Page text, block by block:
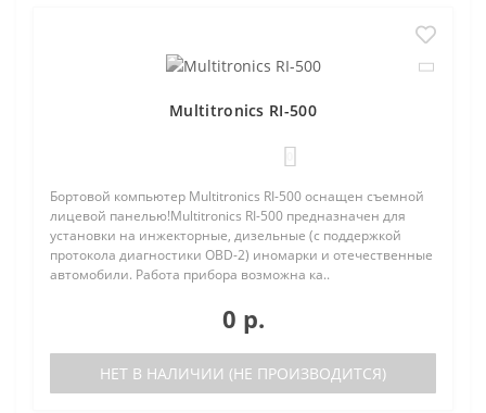
Multitronics RI-500
Бортовой компьютер Multitronics RI-500 оснащен съемной
лицевой панелью!Multitronics RI-500 предназначен для
установки на инжекторные, дизельные (с поддержкой
протокола диагностики OBD-2) иномарки и отечественные
автомобили. Работа прибора возможна ка..
0 р.
НЕТ В НАЛИЧИИ (НЕ ПРОИЗВОДИТСЯ)